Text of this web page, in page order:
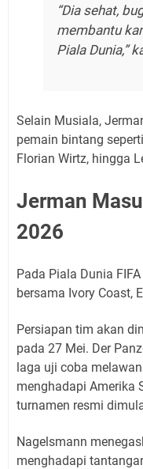
“Dia sehat,
membantu
Piala Dunia,”
Selain Musiala,
pemain bintang
Florian Wirtz, hingga
Jerman
2026
Pada Piala Dunia
bersama Ivory Coast,
Persiapan tim akan
pada 27 Mei. Der
laga uji coba
menghadapi Amerika
turnamen resmi
Nagelsmann
menghadapi